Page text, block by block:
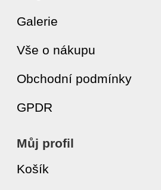
Galerie
Vše o nákupu
Obchodní podmínky
GPDR
Můj profil
Košík